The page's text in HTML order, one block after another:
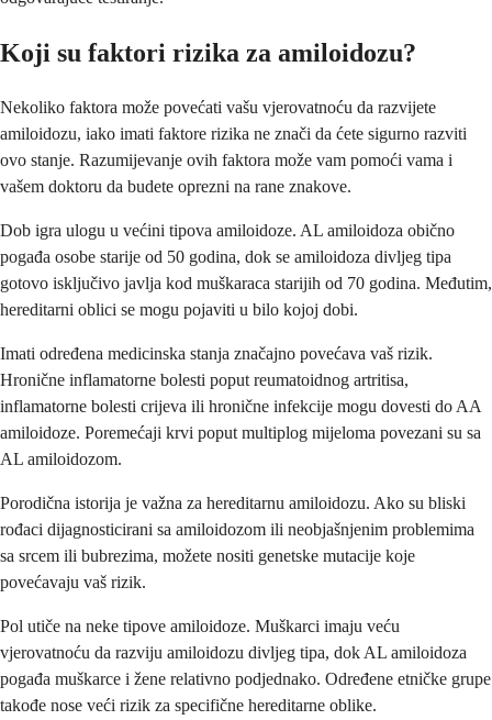
Koji su faktori rizika za amiloidozu?
Nekoliko faktora može povećati vašu vjerovatnoću da razvijete
amiloidozu, iako imati faktore rizika ne znači da ćete sigurno razviti
ovo stanje. Razumijevanje ovih faktora može vam pomoći vama i
vašem doktoru da budete oprezni na rane znakove.
Dob igra ulogu u većini tipova amiloidoze. AL amiloidoza obično
pogađa osobe starije od 50 godina, dok se amiloidoza divljeg tipa
gotovo isključivo javlja kod muškaraca starijih od 70 godina. Međutim,
hereditarni oblici se mogu pojaviti u bilo kojoj dobi.
Imati određena medicinska stanja značajno povećava vaš rizik.
Hronične inflamatorne bolesti poput reumatoidnog artritisa,
inflamatorne bolesti crijeva ili hronične infekcije mogu dovesti do AA
amiloidoze. Poremećaji krvi poput multiplog mijeloma povezani su sa
AL amiloidozom.
Porodična istorija je važna za hereditarnu amiloidozu. Ako su bliski
rođaci dijagnosticirani sa amiloidozom ili neobjašnjenim problemima
sa srcem ili bubrezima, možete nositi genetske mutacije koje
povećavaju vaš rizik.
Pol utiče na neke tipove amiloidoze. Muškarci imaju veću
vjerovatnoću da razviju amiloidozu divljeg tipa, dok AL amiloidoza
pogađa muškarce i žene relativno podjednako. Određene etničke grupe
takođe nose veći rizik za specifične hereditarne oblike.